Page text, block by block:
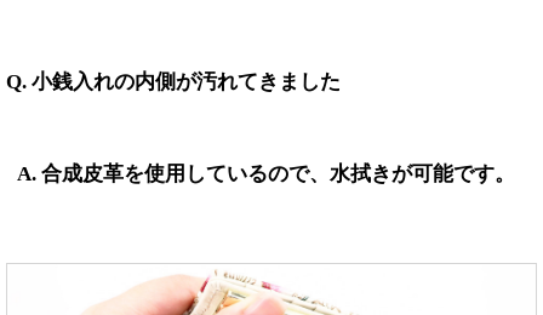
Q. 小銭入れの内側が汚れてきました
A. 合成皮革を使用しているので、水拭きが可能です。